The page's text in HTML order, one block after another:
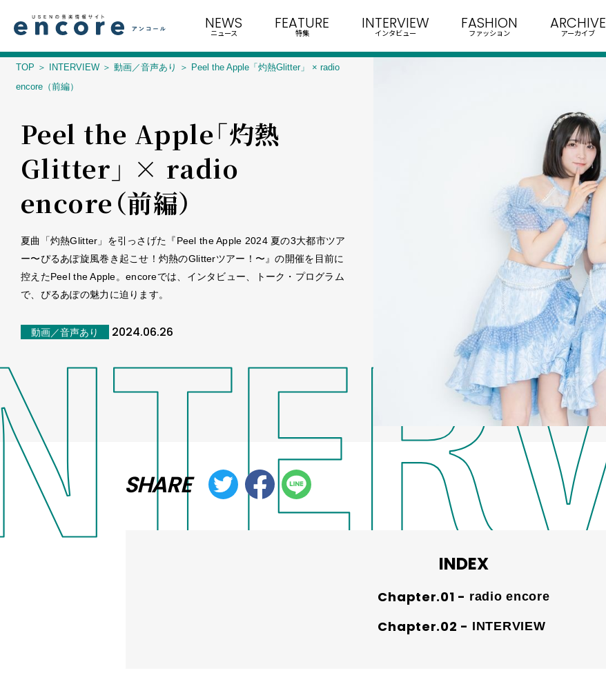
NEWS
ニュース
FEATURE
特集
INTERVIEW
インタビュー
FASHION
ファッション
ARCHIVE
アーカイブ
TOP INTERVIEW 動画／音声あり
Peel the Apple「灼熱Glitter」 × radio
encore（前編）
Peel the Apple「灼熱
Glitter」 × radio
encore（前編）
夏曲「灼熱Glitter」を引っさげた『Peel the Apple 2024 夏の3大都市ツア
ー〜ぴるあぽ旋風巻き起こせ！灼熱のGlitterツアー！〜』の開催を目前に
控えたPeel the Apple。encoreでは、インタビュー、トーク・プログラム
で、ぴるあぽの魅力に迫ります。
動画／音声あり 2024.06.26
SHARE
INDEX
radio encore
INTERVIEW